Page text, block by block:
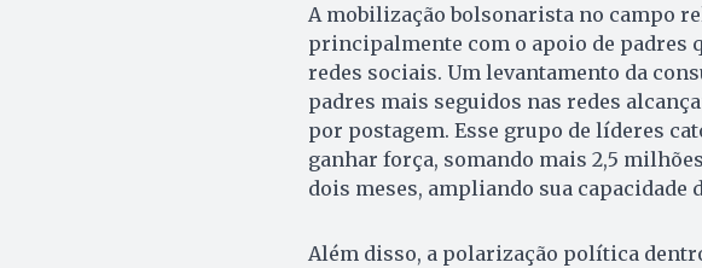
A mobilização bolsonarista no campo
principalmente com o apoio de padres
redes sociais. Um levantamento da
padres mais seguidos nas redes
por postagem. Esse grupo de líderes
ganhar força, somando mais 2,5
dois meses, ampliando sua capacidade
Além disso, a polarização política